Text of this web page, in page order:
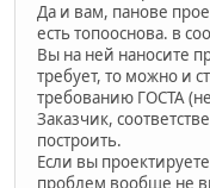
Да и вам, панове
есть топооснова. в
Вы на ней наносите
требует, то можно и
требованию ГОСТА
Заказчик,
построить.
Если вы
проблем вообще не